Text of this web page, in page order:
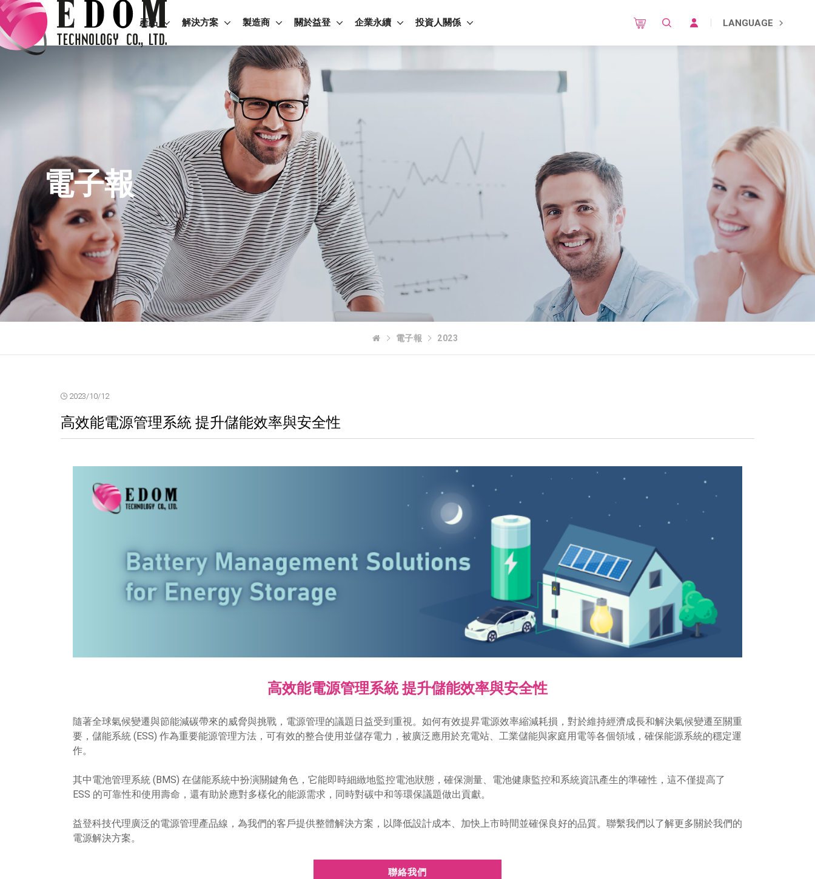
產品 解決方案 製造商 關於益登 企業永續 投資人關係 LANGUAGE
電子報
電子報 2023
2023/10/12
高效能電源管理系統 提升儲能效率與安全性
高效能電源管理系統 提升儲能效率與安全性
隨著全球氣候變遷與節能減碳帶來的威脅與挑戰，電源管理的議題日益受到重視。如何有效提昇電源效率縮減耗損，對於維持經濟成長和解決氣候變遷至關重
要，儲能系統 (ESS) 作為重要能源管理方法，可有效的整合使用並儲存電力，被廣泛應用於充電站、工業儲能與家庭用電等各個領域，確保能源系統的穩定運
作。
其中電池管理系統 (BMS) 在儲能系統中扮演關鍵角色，它能即時細緻地監控電池狀態，確保測量、電池健康監控和系統資訊產生的準確性，這不僅提高了
ESS 的可靠性和使用壽命，還有助於應對多樣化的能源需求，同時對碳中和等環保議題做出貢獻。
益登科技代理廣泛的電源管理產品線，為我們的客戶提供整體解決方案，以降低設計成本、加快上市時間並確保良好的品質。聯繫我們以了解更多關於我們的
電源解決方案。
聯絡我們